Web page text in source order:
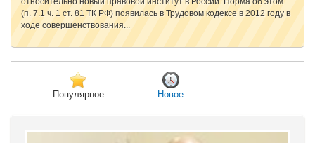
(п. 7.1 ч. 1 ст. 81 ТК РФ) появилась в Трудовом кодексе в 2012 году в
ходе совершенствования...
Популярное Новое